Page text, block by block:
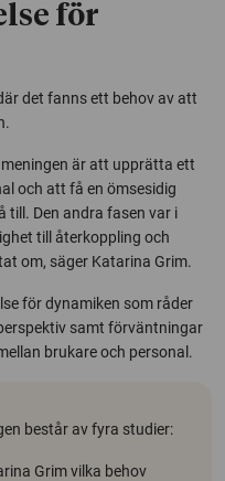
för
det fanns ett behov av att
är att upprätta ett
och att få en ömsesidig
till. Den andra fasen var i
till återkoppling och
om, säger Katarina Grim.
för dynamiken som råder
samt förväntningar
brukare och personal.
består av fyra studier:
Grim vilka behov